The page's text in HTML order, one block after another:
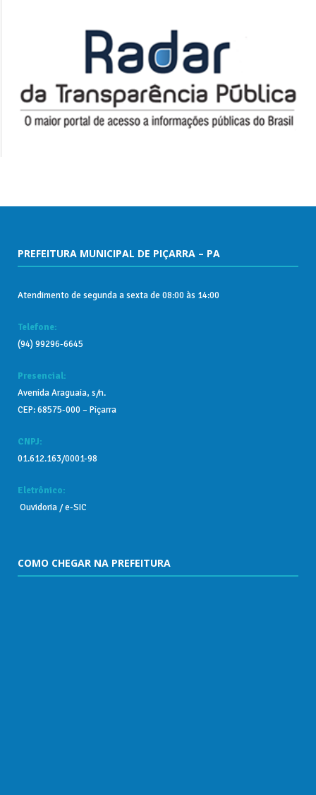
PREFEITURA MUNICIPAL DE PIÇARRA – PA
Atendimento de segunda a sexta de 08:00 às 14:00
Telefone:
(94) 99296-6645
Presencial:
Avenida Araguaia, s/n.
CEP: 68575-000 – Piçarra
CNPJ:
01.612.163/0001-98
Eletrônico:
Ouvidoria /e-SIC
COMO CHEGAR NA PREFEITURA